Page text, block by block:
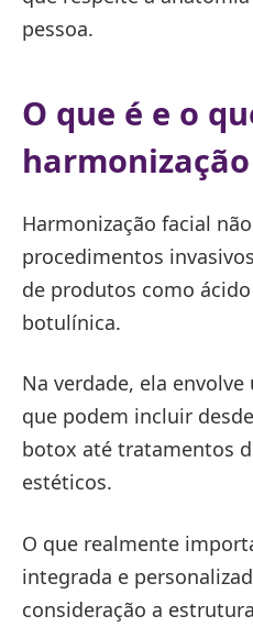
pessoa.
O que é e o
Harmonização facial
procedimentos
de produtos como
botulínica.
Na verdade, ela
que podem incluir
botox até tratamentos
estéticos.
O que realmente
integrada e
consideração a